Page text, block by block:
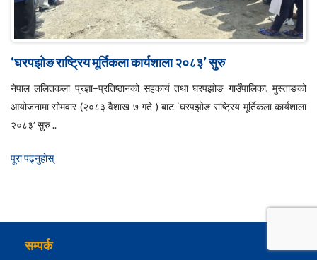
‘घरपझोङ राष्ट्रिय मूर्तिकला कार्यशाला २०८३’ सुरु
नेपाल ललितकला प्रज्ञा–प्रतिष्ठानको सहकार्य तथा घरपझोङ गाउँपालिका, मुस्ताङको
आयोजनामा सोमवार (२०८३ वैशाख ७ गते ) बाट ‘घरपझोङ राष्ट्रिय मूर्तिकला कार्यशाला
२०८३’ सुरु ..
पूरा पढ्नुहाेस्
सम्पर्क